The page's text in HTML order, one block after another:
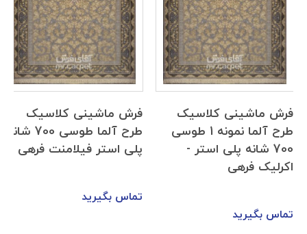
فرش ماشینی کلاسیک
طرح آلما نمونه 1 طوسی
700 شانه پلی استر -
اکرلیک فرهی
تماس بگیرید
فرش ماشینی کلاسیک
طرح آلما طوسی 700 شانه
پلی استر فیلامنت فرهی
تماس بگیرید